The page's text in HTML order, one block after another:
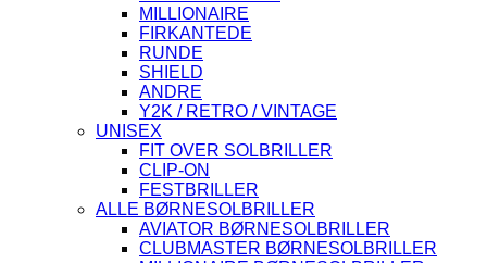
MILLIONAIRE
FIRKANTEDE
RUNDE
SHIELD
ANDRE
Y2K / RETRO / VINTAGE
UNISEX
FIT OVER SOLBRILLER
CLIP-ON
FESTBRILLER
ALLE BØRNESOLBRILLER
AVIATOR BØRNESOLBRILLER
CLUBMASTER BØRNESOLBRILLER